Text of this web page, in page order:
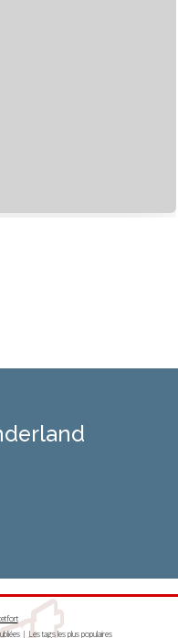
| Les tags les plus populaires